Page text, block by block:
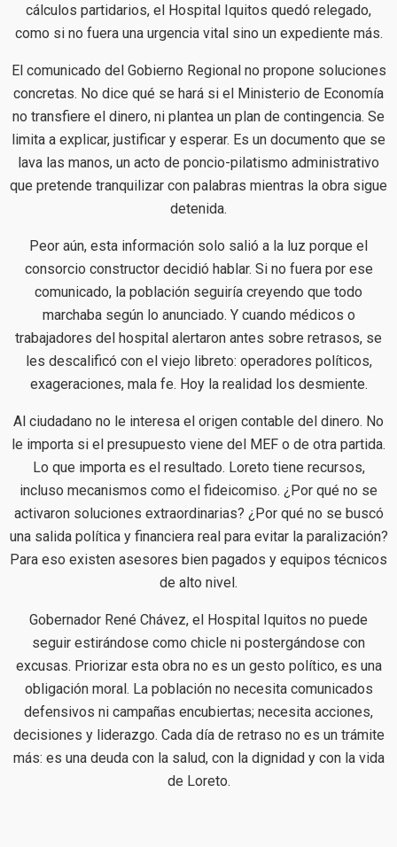
cálculos partidarios, el Hospital Iquitos quedó relegado,
como si no fuera una urgencia vital sino un expediente más.
El comunicado del Gobierno Regional no propone soluciones
concretas. No dice qué se hará si el Ministerio de Economía
no transfiere el dinero, ni plantea un plan de contingencia. Se
limita a explicar, justificar y esperar. Es un documento que se
lava las manos, un acto de poncio-pilatismo administrativo
que pretende tranquilizar con palabras mientras la obra sigue
detenida.
Peor aún, esta información solo salió a la luz porque el
consorcio constructor decidió hablar. Si no fuera por ese
comunicado, la población seguiría creyendo que todo
marchaba según lo anunciado. Y cuando médicos o
trabajadores del hospital alertaron antes sobre retrasos, se
les descalificó con el viejo libreto: operadores políticos,
exageraciones, mala fe. Hoy la realidad los desmiente.
Al ciudadano no le interesa el origen contable del dinero. No
le importa si el presupuesto viene del MEF o de otra partida.
Lo que importa es el resultado. Loreto tiene recursos,
incluso mecanismos como el fideicomiso. ¿Por qué no se
activaron soluciones extraordinarias? ¿Por qué no se buscó
una salida política y financiera real para evitar la paralización?
Para eso existen asesores bien pagados y equipos técnicos
de alto nivel.
Gobernador René Chávez, el Hospital Iquitos no puede
seguir estirándose como chicle ni postergándose con
excusas. Priorizar esta obra no es un gesto político, es una
obligación moral. La población no necesita comunicados
defensivos ni campañas encubiertas; necesita acciones,
decisiones y liderazgo. Cada día de retraso no es un trámite
más: es una deuda con la salud, con la dignidad y con la vida
de Loreto.